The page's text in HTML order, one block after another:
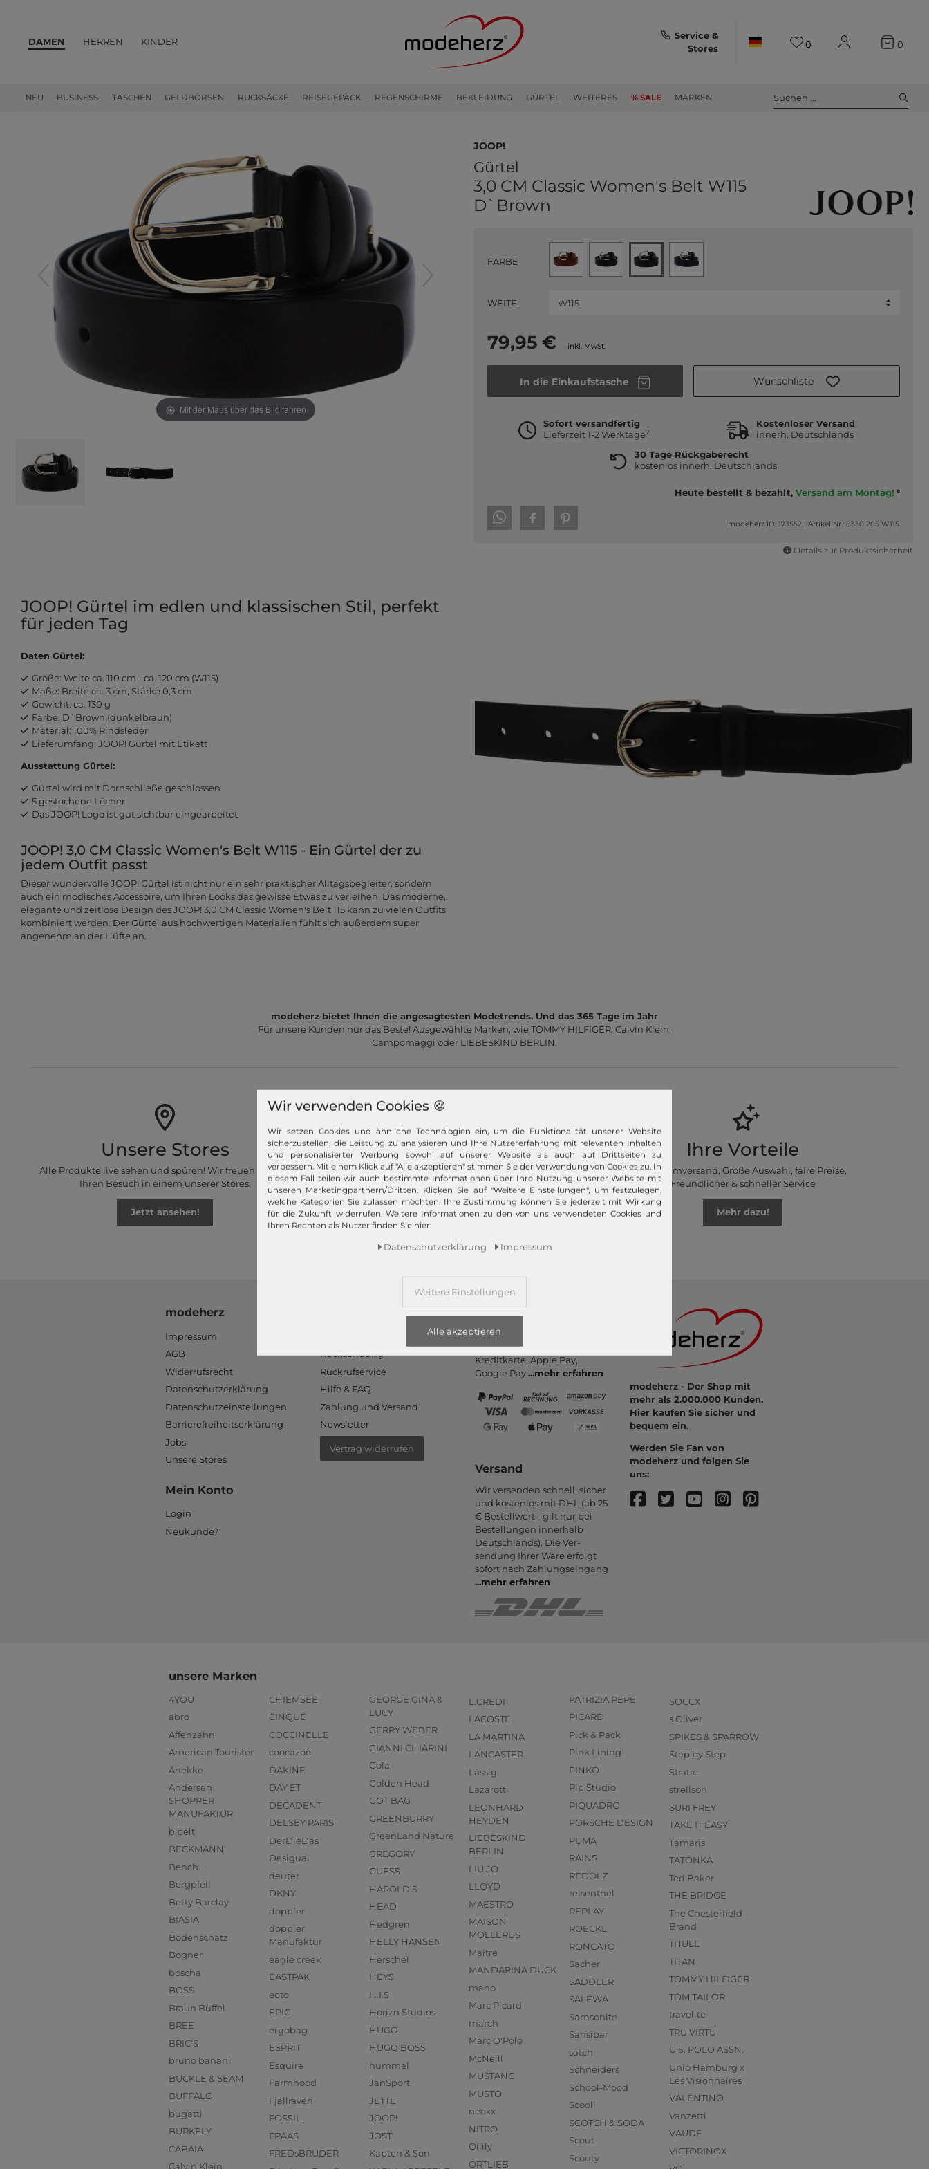
DAMEN
NEU BUSINESS TASCHEN GELDBÖRSEN RUCKSÄCKE REISEGEPÄCK REGENSCHIRME BEKLEIDUNG GÜRTEL WEITERES % SALE MARKEN
HERREN KINDER
Service &
Stores
0 0
Suchen ...
Mit der Maus über das Bild fahren
JOOP!
Gürtel
3,0 CM Classic Women's Belt W115
D`Brown
FARBE
WEITE
79,95 € inkl. MwSt.
In die Einkaufstasche Wunschliste
Sofort versandfertig
Lieferzeit 1-2 Werktage7
Kostenloser Versand
innerh. Deutschlands
30 Tage Rückgaberecht
kostenlos innerh. Deutschlands
Heute bestellt & bezahlt, Versand am Montag! 8
modeherz ID: 173552 |Artikel Nr.: 8330 205 W115
Details zur Produktsicherheit
JOOP! Gürtel im edlen und klassischen Stil, perfekt
für jeden Tag
Daten Gürtel:
Größe: Weite ca. 110 cm - ca. 120 cm (W115)
Maße: Breite ca. 3 cm, Stärke 0,3 cm
Gewicht: ca. 130 g
Farbe: D`Brown (dunkelbraun)
Material: 100% Rindsleder
Lieferumfang: JOOP! Gürtel mit Etikett
Ausstattung Gürtel:
Gürtel wird mit Dornschließe geschlossen
5 gestochene Löcher
Das JOOP! Logo ist gut sichtbar eingearbeitet
JOOP! 3,0 CM Classic Women's Belt W115 - Ein Gürtel der zu
jedem Outfit passt
Dieser wundervolle JOOP! Gürtel ist nicht nur ein sehr praktischer Alltagsbegleiter, sondern
auch ein modisches Accessoire, um Ihren Looks das gewisse Etwas zu verleihen. Das moderne,
elegante und zeitlose Design des JOOP! 3,0 CM Classic Women's Belt 115 kann zu vielen Outfits
kombiniert werden. Der Gürtel aus hochwertigen Materialien fühlt sich außerdem super
angenehm an der Hüfte an.
modeherz bietet Ihnen die angesagtesten Modetrends. Und das 365 Tage im Jahr
Für unsere Kunden nur das Beste! Ausgewählte Marken, wie TOMMY HILFIGER, Calvin Klein,
Campomaggi oder LIEBESKIND BERLIN.
Unsere Stores
Alle Produkte live sehen und spüren! Wir freuen uns auf
Ihren Besuch in einem unserer Stores.
Jetzt ansehen!
Schneller Versand!
Wir versenden Ihre Bestellung schnell per
Premiumversand.
Mehr dazu!
Ihre Vorteile
Premiumversand, Große Auswahl, faire Preise,
Freundlicher & schneller Service
Mehr dazu!
modeherz
Impressum
AGB
Widerrufsrecht
Datenschutzerklärung
Datenschutzeinstellungen
Barrierefreiheitserklärung
Jobs
Unsere Stores
Mein Konto
Login
Neukunde?
Rücksendung
Rückrufservice
Hilfe & FAQ
Zahlung und Versand
Newsletter
Vertrag widerrufen
Zahlungsarten
PayPal, Kauf auf Rechnung,
Amazon Pay, Vor­kasse,
Kredit­karte, Apple Pay,
Google Pay...mehr erfahren
Versand
Wir versenden schnell, sicher
und kostenlos mit DHL (ab 25
€ Bestell­wert - gilt nur bei
Bestel­lungen inner­halb
Deutsch­lands). Die Ver­
sendung Ihrer Ware er­folgt
sofort nach Zahlungs­eingang
...mehr erfahren
modeherz - Der Shop mit
mehr als 2.000.000 Kunden.
Hier kaufen Sie sicher und
bequem ein.
Werden Sie Fan von
modeherz und folgen Sie
uns:
unsere Marken
4YOU
abro
Affenzahn
American Tourister
Anekke
Andersen
SHOPPER
MANUFAKTUR
b.belt
BECKMANN
Bench.
Bergpfeil
Betty Barclay
BIASIA
Bodenschatz
Bogner
boscha
BOSS
Braun Büffel
BREE
BRIC'S
bruno banani
BUCKLE & SEAM
BUFFALO
bugatti
BURKELY
CABAIA
Calvin Klein
CHIEMSEE
CINQUE
COCCINELLE
coocazoo
DAKINE
DAY ET
DECADENT
DELSEY PARIS
DerDieDas
Desigual
deuter
DKNY
doppler
doppler
Manufaktur
eagle creek
EASTPAK
eoto
EPIC
ergobag
ESPRIT
Esquire
Farmhood
Fjällräven
FOSSIL
FRAAS
FREDsBRUDER
GEORGE GINA &
LUCY
GERRY WEBER
GIANNI CHIARINI
Gola
Golden Head
GOT BAG
GREENBURRY
GreenLand Nature
GREGORY
GUESS
HAROLD'S
HEAD
Hedgren
HELLY HANSEN
Herschel
HEYS
H.I.S
Horizn Studios
HUGO
HUGO BOSS
hummel
JanSport
JETTE
JOOP!
JOST
Kapten & Son
L.CREDI
LACOSTE
LA MARTINA
LANCASTER
Lässig
Lazarotti
LEONHARD
HEYDEN
LIEBESKIND
BERLIN
LIU JO
LLOYD
MAESTRO
MAISON
MOLLERUS
Maître
MANDARINA DUCK
mano
Marc Picard
march
Marc O'Polo
McNeill
MUSTANG
MUSTO
neoxx
NITRO
Oilily
ORTLIEB
PATRIZIA PEPE
PICARD
Pick & Pack
Pink Lining
PINKO
Pip Studio
PIQUADRO
PORSCHE DESIGN
PUMA
RAINS
REDOLZ
reisenthel
REPLAY
ROECKL
RONCATO
Sacher
SADDLER
SALEWA
Samsonite
Sansibar
satch
Schneiders
School-Mood
Scooli
SCOTCH & SODA
Scout
Scouty
SOCCX
s.Oliver
SPIKES & SPARROW
Step by Step
Stratic
strellson
SURI FREY
TAKE IT EASY
Tamaris
TATONKA
Ted Baker
THE BRIDGE
The Chesterfield
Brand
THULE
TITAN
TOMMY HILFIGER
TOM TAILOR
travelite
TRU VIRTU
U.S. POLO ASSN.
Unio Hamburg x
Les Visionnaires
VALENTINO
Vanzetti
VAUDE
VICTORINOX
Wir verwenden Cookies 🍪
Wir setzen Cookies und ähnliche Technologien ein, um die Funktionalität unserer Website
sicherzustellen, die Leistung zu analysieren und Ihre Nutzererfahrung mit relevanten Inhalten
und personalisierter Werbung sowohl auf unserer Website als auch auf Drittseiten zu
verbessern. Mit einem Klick auf "Alle akzeptieren" stimmen Sie der Verwendung von Cookies zu. In
diesem Fall teilen wir auch bestimmte Informationen über Ihre Nutzung unserer Website mit
unseren Marketingpartnern/Dritten. Klicken Sie auf "Weitere Einstellungen", um festzulegen,
welche Kategorien Sie zulassen möchten. Ihre Zustimmung können Sie jederzeit mit Wirkung
für die Zukunft widerrufen. Weitere Informationen zu den von uns verwendeten Cookies und
Ihren Rechten als Nutzer finden Sie hier:
Daten­schutz­erklärung Impressum
Weitere Einstellungen
Alle akzeptieren